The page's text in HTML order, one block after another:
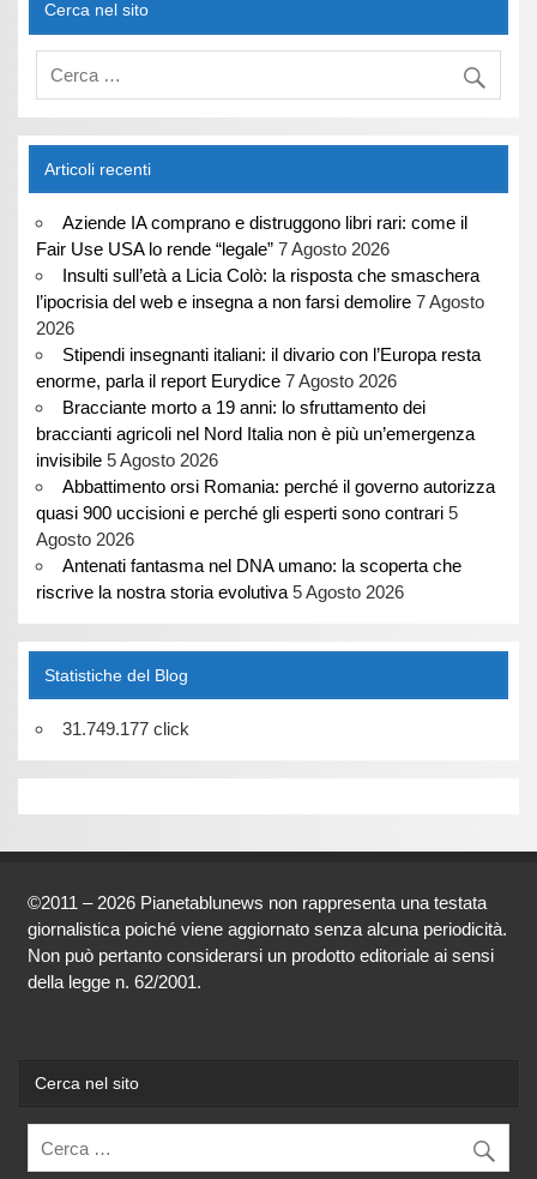
Cerca nel sito
Articoli recenti
Aziende IA comprano e distruggono libri rari: come il
Fair Use USA lo rende “legale” 7 Agosto 2026
Insulti sull’età a Licia Colò: la risposta che smaschera
l’ipocrisia del web e insegna a non farsi demolire 7 Agosto
2026
Stipendi insegnanti italiani: il divario con l’Europa resta
enorme, parla il report Eurydice 7 Agosto 2026
Bracciante morto a 19 anni: lo sfruttamento dei
braccianti agricoli nel Nord Italia non è più un’emergenza
invisibile 5 Agosto 2026
Abbattimento orsi Romania: perché il governo autorizza
quasi 900 uccisioni e perché gli esperti sono contrari 5
Agosto 2026
Antenati fantasma nel DNA umano: la scoperta che
riscrive la nostra storia evolutiva 5 Agosto 2026
Statistiche del Blog
31.749.177 click
©2011 – 2026 Pianetablunews non rappresenta una testata
giornalistica poiché viene aggiornato senza alcuna periodicità.
Non può pertanto considerarsi un prodotto editoriale ai sensi
della legge n. 62/2001.
Cerca nel sito